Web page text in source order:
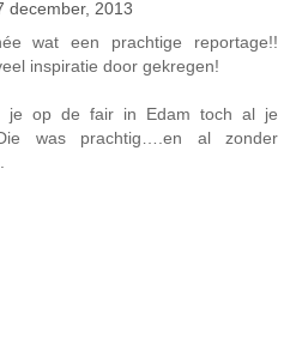
december, 2013
wat een prachtige reportage!!
inspiratie door gekregen!
je op de fair in Edam toch al je
was prachtig….en al zonder